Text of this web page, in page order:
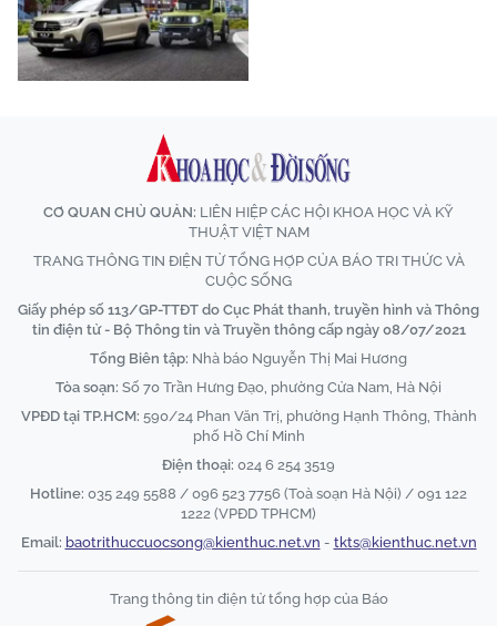
CƠ QUAN CHỦ QUẢN: LIÊN HIỆP CÁC HỘI KHOA HỌC VÀ KỸ
THUẬT VIỆT NAM
TRANG THÔNG TIN ĐIỆN TỬ TỔNG HỢP CỦA BÁO TRI THỨC VÀ
CUỘC SỐNG
Giấy phép số 113/GP-TTĐT do Cục Phát thanh, truyền hình và Thông
tin điện tử - Bộ Thông tin và Truyền thông cấp ngày 08/07/2021
Tổng Biên tập: Nhà báo Nguyễn Thị Mai Hương
Tòa soạn: Số 70 Trần Hưng Đạo, phường Cửa Nam, Hà Nội
VPĐD tại TP.HCM: 590/24 Phan Văn Trị, phường Hạnh Thông, Thành
phố Hồ Chí Minh
Điện thoại: 024 6 254 3519
Hotline: 035 249 5588 / 096 523 7756 (Toà soạn Hà Nội) / 091 122
1222 (VPĐD TPHCM)
Email: baotrithuccuocsong@kienthuc.net.vn - tkts@kienthuc.net.vn
Trang thông tin điện tử tổng hợp của Báo